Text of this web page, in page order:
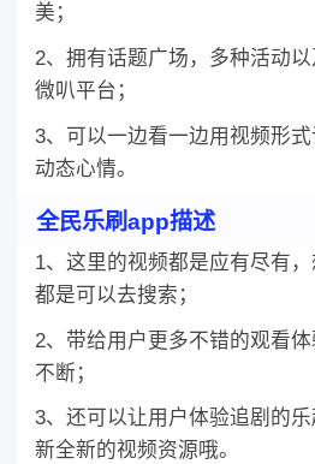
美；
2、拥有话题广场，多种活动
微叭平台；
3、可以一边看一边用视频形
动态心情。
全民乐刷app描述
1、这里的视频都是应有尽有
都是可以去搜索；
2、带给用户更多不错的观看
不断；
3、还可以让用户体验追剧的
新全新的视频资源哦。